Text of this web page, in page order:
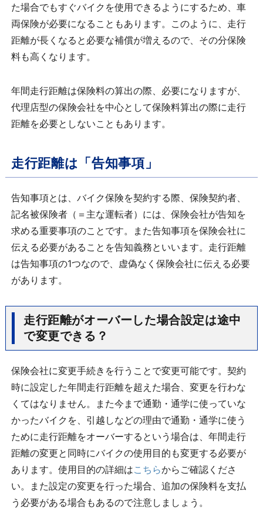
た場合でもすぐバイクを使用できるようにするため、車
両保険が必要になることもあります。このように、走行
距離が長くなると必要な補償が増えるので、その分保険
料も高くなります。
年間走行距離は保険料の算出の際、必要になりますが、
代理店型の保険会社を中心として保険料算出の際に走行
距離を必要としないこともあります。
走行距離は「告知事項」
告知事項とは、バイク保険を契約する際、保険契約者、
記名被保険者（＝主な運転者）には、保険会社が告知を
求める重要事項のことです。また告知事項を保険会社に
伝える必要があることを告知義務といいます。走行距離
は告知事項の1つなので、虚偽なく保険会社に伝える必要
があります。
走行距離がオーバーした場合設定は途中
で変更できる？
保険会社に変更手続きを行うことで変更可能です。契約
時に設定した年間走行距離を超えた場合、変更を行わな
くてはなりません。また今まで通勤・通学に使っていな
かったバイクを、引越しなどの理由で通勤・通学に使う
ために走行距離をオーバーするという場合は、年間走行
距離の変更と同時にバイクの使用目的も変更する必要が
あります。使用目的の詳細はこちらからご確認くださ
い。また設定の変更を行った場合、追加の保険料を支払
う必要がある場合もあるので注意しましょう。